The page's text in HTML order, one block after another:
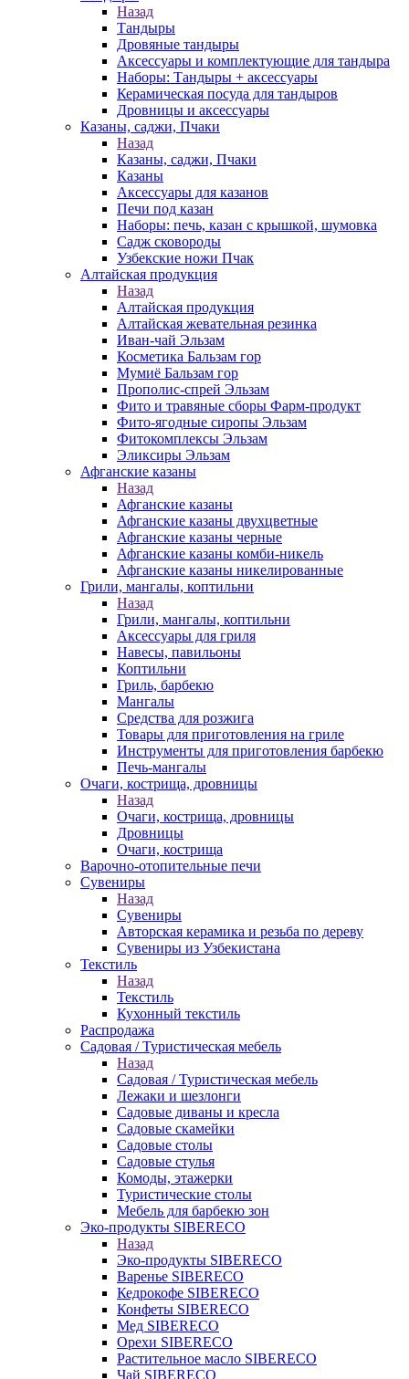
Назад
Тандыры
Дровяные тандыры
Аксессуары и комплектующие для тандыра
Наборы: Тандыры + аксессуары
Керамическая посуда для тандыров
Дровницы и аксессуары
Казаны, саджи, Пчаки
Назад
Казаны, саджи, Пчаки
Казаны
Аксессуары для казанов
Печи под казан
Наборы: печь, казан с крышкой, шумовка
Садж сковороды
Узбекские ножи Пчак
Алтайская продукция
Назад
Алтайская продукция
Алтайская жевательная резинка
Иван-чай Эльзам
Косметика Бальзам гор
Мумиё Бальзам гор
Прополис-спрей Эльзам
Фито и травяные сборы Фарм-продукт
Фито-ягодные сиропы Эльзам
Фитокомплексы Эльзам
Эликсиры Эльзам
Афганские казаны
Назад
Афганские казаны
Афганские казаны двухцветные
Афганские казаны черные
Афганские казаны комби-никель
Афганские казаны никелированные
Грили, мангалы, коптильни
Назад
Грили, мангалы, коптильни
Аксессуары для гриля
Навесы, павильоны
Коптильни
Гриль, барбекю
Мангалы
Средства для розжига
Товары для приготовления на гриле
Инструменты для приготовления барбекю
Печь-мангалы
Очаги, кострища, дровницы
Назад
Очаги, кострища, дровницы
Дровницы
Очаги, кострища
Варочно-отопительные печи
Сувениры
Назад
Сувениры
Авторская керамика и резьба по дереву
Сувениры из Узбекистана
Текстиль
Назад
Текстиль
Кухонный текстиль
Распродажа
Садовая / Туристическая мебель
Назад
Садовая / Туристическая мебель
Лежаки и шезлонги
Садовые диваны и кресла
Садовые скамейки
Садовые столы
Садовые стулья
Комоды, этажерки
Туристические столы
Мебель для барбекю зон
Эко-продукты SIBERECO
Назад
Эко-продукты SIBERECO
Варенье SIBERECO
Кедрокофе SIBERECO
Конфеты SIBERECO
Мед SIBERECO
Орехи SIBERECO
Растительное масло SIBERECO
Чай SIBERECO